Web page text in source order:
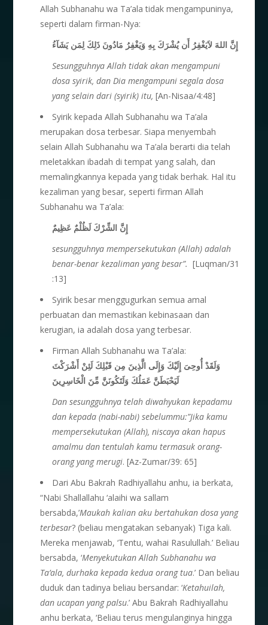
Allah Subhanahu wa Ta’ala tidak mengampuninya,
seperti dalam firman-Nya:
إِنَّ اللهَ لاَيَغْفِرُ أَن يُشْرَكَ بِهِ وَيَغْفِرُ مَادُونَ ذَلِكَ لِمَن يَشَآءُ
Sesungguhnya Allah tidak akan mengampuni
dosa syirik, dan Dia mengampuni segala dosa
yang selain dari (syirik) itu,[An-Nisaa/4:48]
Syirik kepada Allah Subhanahu wa Ta’ala
merupakan dosa terbesar. Siapa menyembah
selain Allah Subhanahu wa Ta’ala berarti dia telah
meletakkan ibadah di tempat yang salah, dan
memalingkannya kepada yang tidak berhak. Hal itu
kezaliman yang besar, seperti firman Allah
Subhanahu wa Ta’ala:
إِنَّ الشِّرْكَ لَظُلْمٌ عَظِيمٌ
sesungguhnya mempersekutukan (Allah) adalah
benar-benar kezaliman yang besar”. [Luqman/31
:13]
Syirik besar menggugurkan semua amal
perbuatan dan memastikan kebinasaan dan
kerugian, ia adalah dosa yang terbesar.
Firman Allah Subhanahu wa Ta’ala:
وَلَقَدْ أُوحِىَ إِلَيْكَ وَإِلَى الَّذِينَ مِن قَبْلِكَ لَئِنْ أَشْرَكْتَ
لَيَحْبَطَنَّ عَمَلُكَ وَلَتَكُونَنَّ مِّنَ الْخَاسِرِينَ
Dan sesungguhnya telah diwahyukan kepadamu
dan kepada (nabi-nabi) sebelummu:”Jika kamu
mempersekutukan (Allah), niscaya akan hapus
amalmu dan tentulah kamu termasuk orang-
orang yang merugi. [Az-Zumar/39: 65]
Dari Abu Bakrah Radhiyallahu anhu, ia berkata,
“Nabi Shallallahu ‘alaihi wa sallam
bersabda,’Maukah kalian aku bertahukan dosa yang
terbesar? (beliau mengatakan sebanyak) Tiga kali.
Mereka menjawab, ‘Tentu, wahai Rasulullah.’ Beliau
bersabda, ‘Menyekutukan Allah Subhanahu wa
Ta’ala, durhaka kepada kedua orang tua.’ Dan beliau
duduk dan tadinya beliau bersandar: ‘Ketahuilah,
dan ucapan yang palsu.’ Abu Bakrah Radhiyallahu
anhu berkata, ‘Beliau terus mengulanginya hingga